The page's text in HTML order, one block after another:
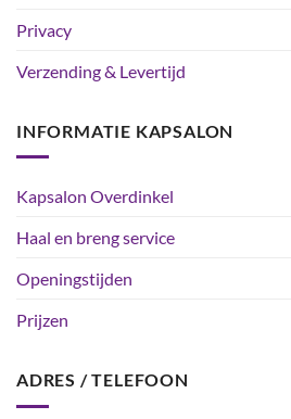
Privacy
Verzending & Levertijd
INFORMATIE KAPSALON
Kapsalon Overdinkel
Haal en breng service
Openingstijden
Prijzen
ADRES / TELEFOON